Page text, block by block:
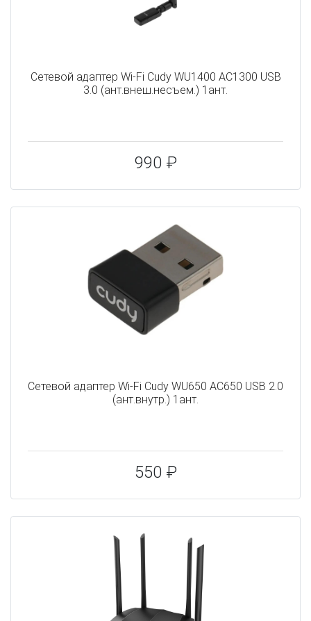
Сетевой адаптер Wi-Fi Cudy WU1400 AC1300 USB
3.0 (ант.внеш.несъем.) 1ант.
990 ₽
Сетевой адаптер Wi-Fi Cudy WU650 AC650 USB 2.0
(ант.внутр.) 1ант.
550 ₽